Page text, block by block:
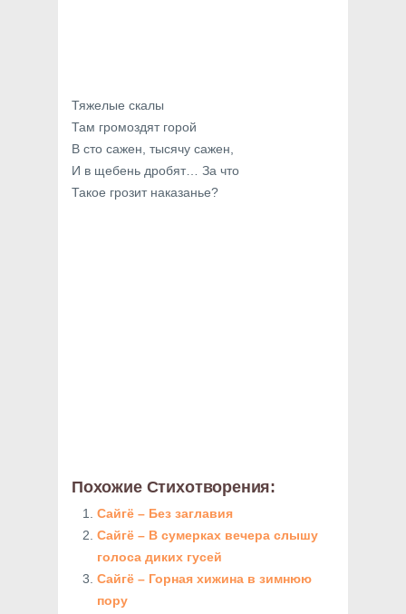
Тяжелые скалы
Там громоздят горой
В сто сажен, тысячу сажен,
И в щебень дробят… За что
Такое грозит наказанье?
Похожие Стихотворения:
Сайгё – Без заглавия
Сайгё – В сумерках вечера слышу
голоса диких гусей
Сайгё – Горная хижина в зимнюю
пору